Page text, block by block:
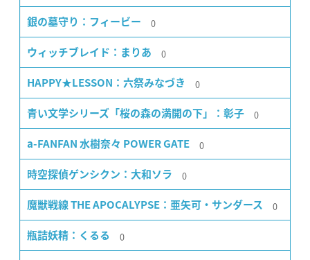
銀の墓守り：フィービー 0
ウィッチブレイド：まりあ 0
HAPPY★LESSON：六祭みなづき 0
青い文学シリーズ「桜の森の満開の下」：彰子 0
a-FANFAN 水樹奈々 POWER GATE 0
時空探偵ゲンシクン：大和ソラ 0
魔獣戦線 THE APOCALYPSE：亜矢可・サンダース 0
瓶詰妖精：くるる 0